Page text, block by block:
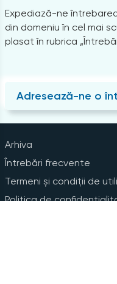
Expediază-ne
din domeniu în cel mai
plasat în rubrica
Adresează-ne o
Arhiva
Întrebări frecvente
Termeni și condiții de
Politica de